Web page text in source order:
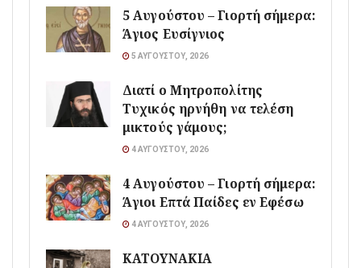
5 Αυγούστου – Γιορτή σήμερα:
Άγιος Ευσίγνιος
5 ΑΥΓΟΎΣΤΟΥ, 2026
Διατί ο Μητροπολίτης
Τυχικός ηρνήθη να τελέση
μικτούς γάμους;
4 ΑΥΓΟΎΣΤΟΥ, 2026
4 Αυγούστου – Γιορτή σήμερα:
Άγιοι Επτά Παίδες εν Εφέσω
4 ΑΥΓΟΎΣΤΟΥ, 2026
ΚΑΤΟΥΝΑΚΙΑ